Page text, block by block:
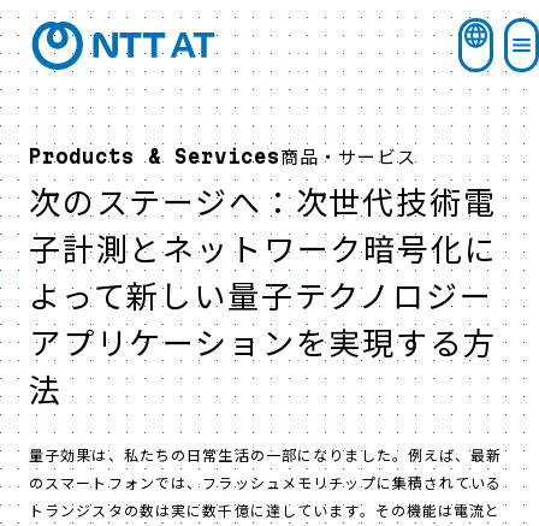
Products & Services商品・サービス
次のステージへ：次世代技術電
子計測とネットワーク暗号化に
よって新しい量子テクノロジー
アプリケーションを実現する方
法
量子効果は、私たちの日常生活の一部になりました。例えば、最新
のスマートフォンでは、フラッシュメモリチップに集積されている
トランジスタの数は実に数千億に達しています。その機能は電流と